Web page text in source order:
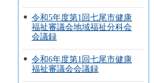
令和5年度第1回七尾市健康
福祉審議会地域福祉分科会
会議録
令和6年度第1回七尾市健康
福祉審議会会議録